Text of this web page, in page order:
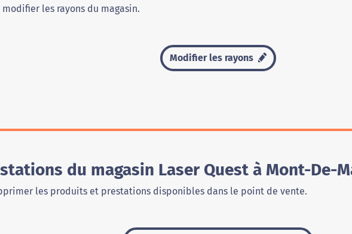
les rayons du magasin.
Modifier les rayons
du magasin Laser Quest à Mont-De-
les produits et prestations disponibles dans le point de vente.